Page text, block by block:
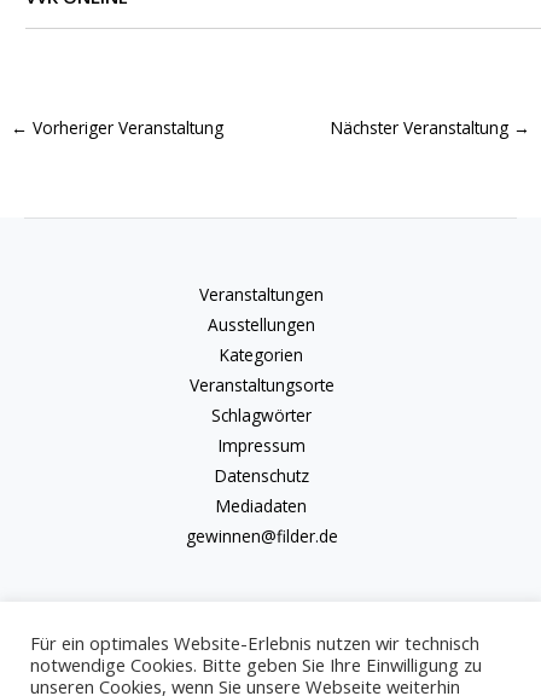
← Vorheriger Veranstaltung Nächster Veranstaltung →
Veranstaltungen
Ausstellungen
Kategorien
Veranstaltungsorte
Schlagwörter
Impressum
Datenschutz
Mediadaten
gewinnen@filder.de
Copyright © 2026 kulturkalender-filder.de | Powered by kulturkalender-
Für ein optimales Website-Erlebnis nutzen wir technisch
notwendige Cookies. Bitte geben Sie Ihre Einwilligung zu
unseren Cookies, wenn Sie unsere Webseite weiterhin